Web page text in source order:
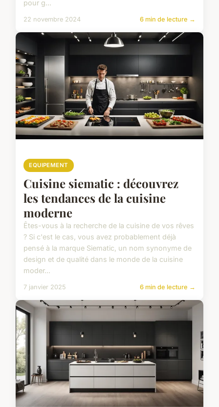
pour g...
22 novembre 2024 6 min de lecture →
EQUIPEMENT
Cuisine siematic : découvrez
les tendances de la cuisine
moderne
Êtes-vous à la recherche de la cuisine de vos rêves
? Si c'est le cas, vous avez probablement déjà
pensé à la marque Siematic, un nom synonyme de
design et de qualité dans le monde de la cuisine
moder...
7 janvier 2025 6 min de lecture →